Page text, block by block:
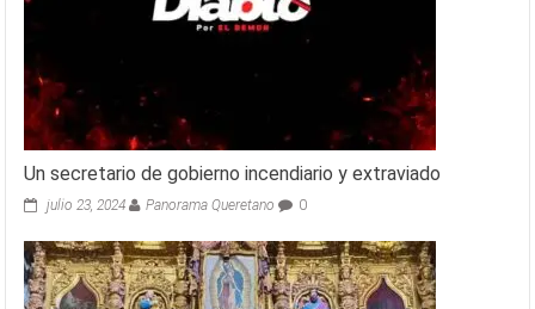
Un secretario de gobierno incendiario y extraviado
julio 23, 2024 Panorama Queretano 0